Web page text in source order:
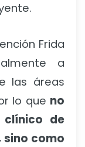
Frida
a
las áreas
lo que no
de
sino como